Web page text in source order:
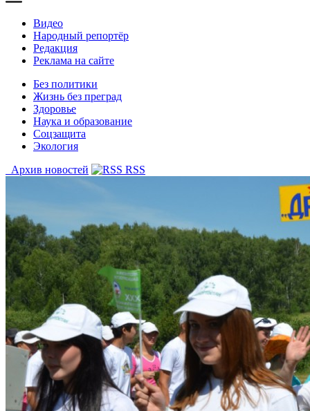
Видео
Народный репортёр
Редакция
Реклама на сайте
Без политики
Жизнь без преград
Здоровье
Наука и образование
Соцзащита
Экология
Архив новостей
RSS